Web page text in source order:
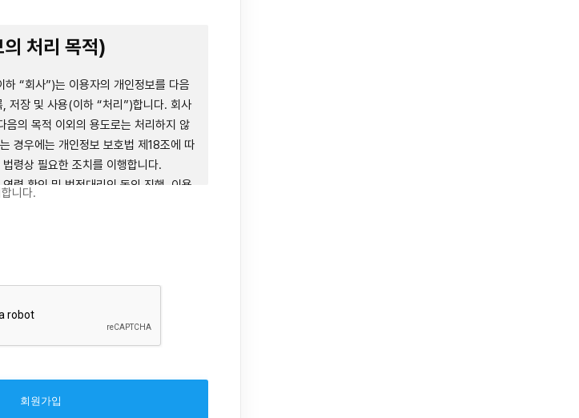
웨어(이하 “회사”)가 데스크톱용, 랩탑
톡" 서비스와 관련하여 회사와 이용자
및 이용자의 서비스 이용절차 등 회사와
의)
어의 정의는 다음과 같습니다.
따라 데스크톱용, 랩탑용, 모바일용 어
처리 목적)
“회사”)는 이용자의 개인정보를 다음
저장 및 사용(이하 “처리”)합니다. 회사
음의 목적 이외의 용도로는 처리하지 않
경우에는 개인정보 보호법 제18조에 따
령상 필요한 조치를 이행합니다.
령 확인 및 법정대리인 동의 진행, 이용
하여 서비스의 원활한 운영에 지장을 주
록 보존, 민원처리 등 이용자 보호 및 서
빈도 분석, 서비스 이용에 대한 통계, 서
춤 서비스 제공 및 광고 게재 등
공(광고 포함)에 더하여, 인구통계학적
발굴 및 기존 서비스 개선
니다.